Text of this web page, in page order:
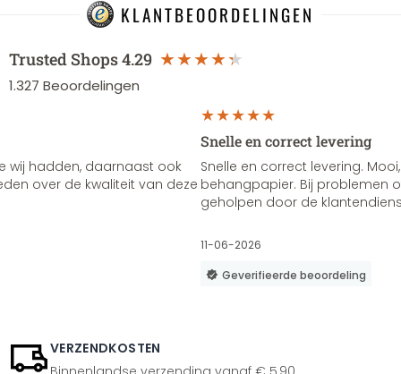
KLANTBEOORDELINGEN
Trusted Shops4.29
1.327 Beoordelingen
wij hadden, daarnaast ook
over de kwaliteit van deze
Snelle en correct levering
Snelle en correct levering.
behangpapier. Bij problemen
geholpen door de
11-06-2026
Geverifieerde beoordeling
VERZENDKOSTEN